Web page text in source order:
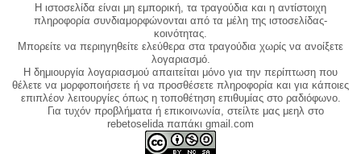
Η ιστοσελίδα είναι μη εμπορική, τα τραγούδια και η αντίστοιχη
πληροφορία συνδιαμορφώνονται από τα μέλη της ιστοσελίδας-
κοινότητας.
Μπορείτε να περιηγηθείτε ελεύθερα στα τραγούδια χωρίς να ανοίξετε
λογαριασμό.
Η δημιουργία λογαριασμού απαιτείται μόνο για την περίπτωση που
θέλετε να μορφοποιήσετε ή να προσθέσετε πληροφορία και για κάποιες
επιπλέον λειτουργίες όπως η τοποθέτηση επιθυμίας στο ραδιόφωνο.
Για τυχόν προβλήματα ή επικοινωνία, στείλτε μας μεηλ στο
rebetoselida παπάκι gmail.com